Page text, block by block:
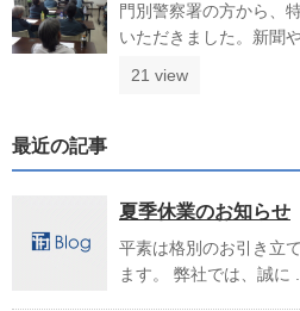
門別警察署の方から、
いただきました。新聞
21 view
最近の記事
夏季休業のお知らせ
平素は格別のお引き立
ます。 弊社では、誠に